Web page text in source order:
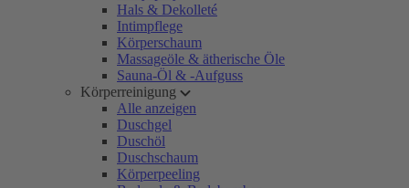
Hals & Dekolleté
Intimpflege
Körperschaum
Massageöle & ätherische Öle
Sauna-Öl & -Aufguss
Körperreinigung
Alle anzeigen
Duschgel
Duschöl
Duschschaum
Körperpeeling